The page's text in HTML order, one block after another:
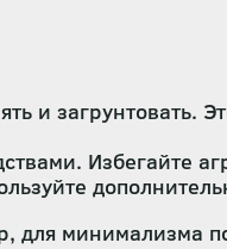
и загрунтовать.
Избегайте
минимализма